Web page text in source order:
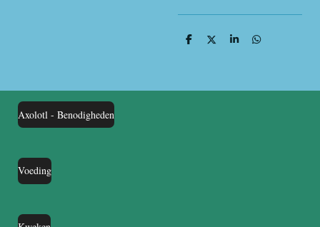
D
D
S
D
Axolotl - Benodigheden
Voeding